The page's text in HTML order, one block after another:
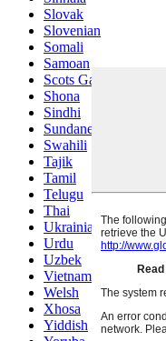
Slovak
Slovenian
Somali
Samoan
Scots Gaelic
Shona
Sindhi
Sundanese
Swahili
Tajik
Tamil
Telugu
Thai
Ukrainian
Urdu
Uzbek
Vietnamese
Welsh
Xhosa
Yiddish